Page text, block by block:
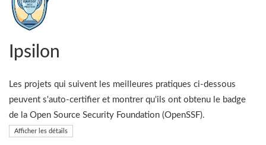
Ipsilon
Les projets qui suivent les meilleures pratiques ci-dessous
peuvent s'auto-certifier et montrer qu'ils ont obtenu le badge
de la Open Source Security Foundation (OpenSSF).
Afficher les détails